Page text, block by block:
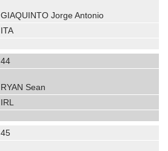
GIAQUINTO Jorge Antonio
ITA
44
RYAN Sean
IRL
45